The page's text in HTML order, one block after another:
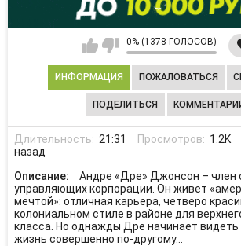
0% (1378 ГОЛОСОВ)
ИНФОРМАЦИЯ ПОЖАЛОВАТЬСЯ
ПОДЕЛИТЬСЯ
Длительность: 21:31 Просмотров: 1.2K
назад
Описание:
Андре «Дре» Джонсон – член
управляющих корпорации. Он живет
мечтой»: отличная карьера, четверо
колониальном стиле в районе для
класса. Но однажды Дре начинает
жизнь совершенно по-другому…